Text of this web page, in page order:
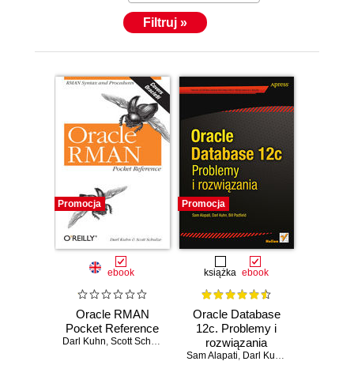
Filtruj »
Promocja
ebook
Oracle RMAN
Pocket Reference
Darl Kuhn, Scott Schulze
Promocja
książka ebook
Oracle Database
12c. Problemy i
rozwiązania
Sam Alapati, Darl Kuhn